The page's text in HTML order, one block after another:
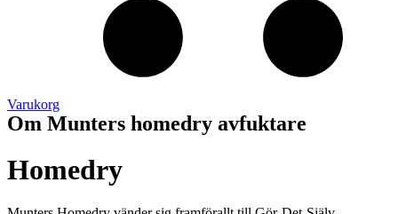
Varukorg
Om Munters homedry avfuktare
Homedry